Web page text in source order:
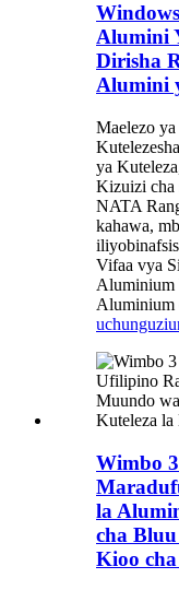
Alumini
Dirisha
Alumini
Maelezo
ya
Kizuizi cha
NATA
kahawa,
Vifaa vya
Aluminium
Aluminium
uchunguzi
Wimbo
la
cha
Kioo